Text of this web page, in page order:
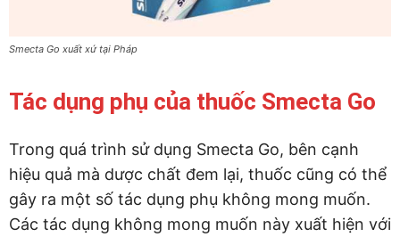
Smecta Go xuất xứ tại Pháp
Tác dụng phụ của thuốc Smecta Go
Trong quá trình sử dụng Smecta Go, bên cạnh
hiệu quả mà dược chất đem lại, thuốc cũng có thể
gây ra một số tác dụng phụ không mong muốn.
Các tác dụng không mong muốn này xuất hiện với